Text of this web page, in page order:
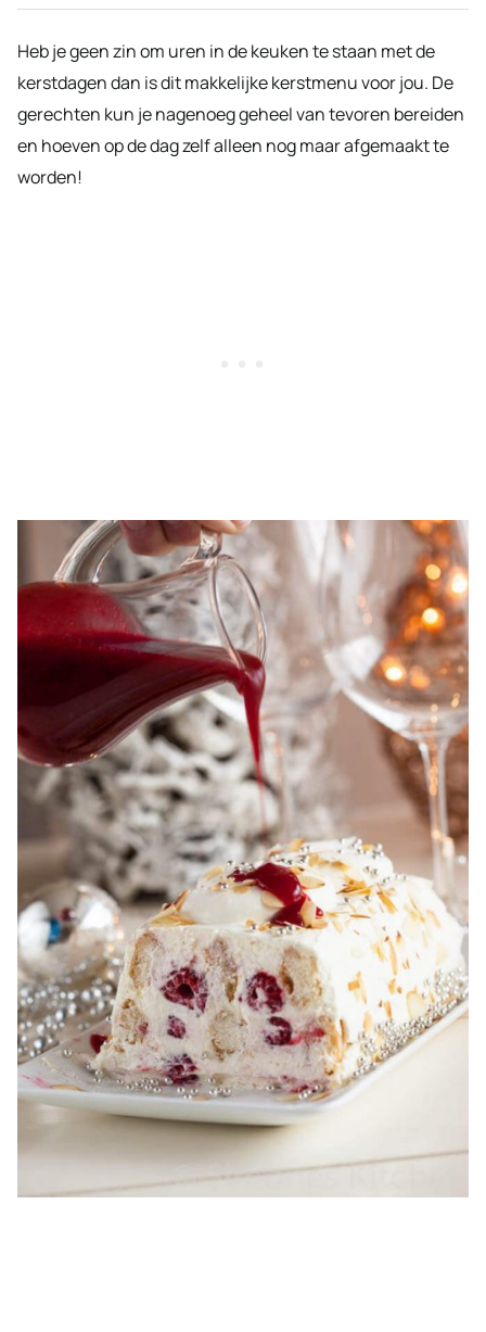
Heb je geen zin om uren in de keuken te staan met de
kerstdagen dan is dit makkelijke kerstmenu voor jou. De
gerechten kun je nagenoeg geheel van tevoren bereiden
en hoeven op de dag zelf alleen nog maar afgemaakt te
worden!